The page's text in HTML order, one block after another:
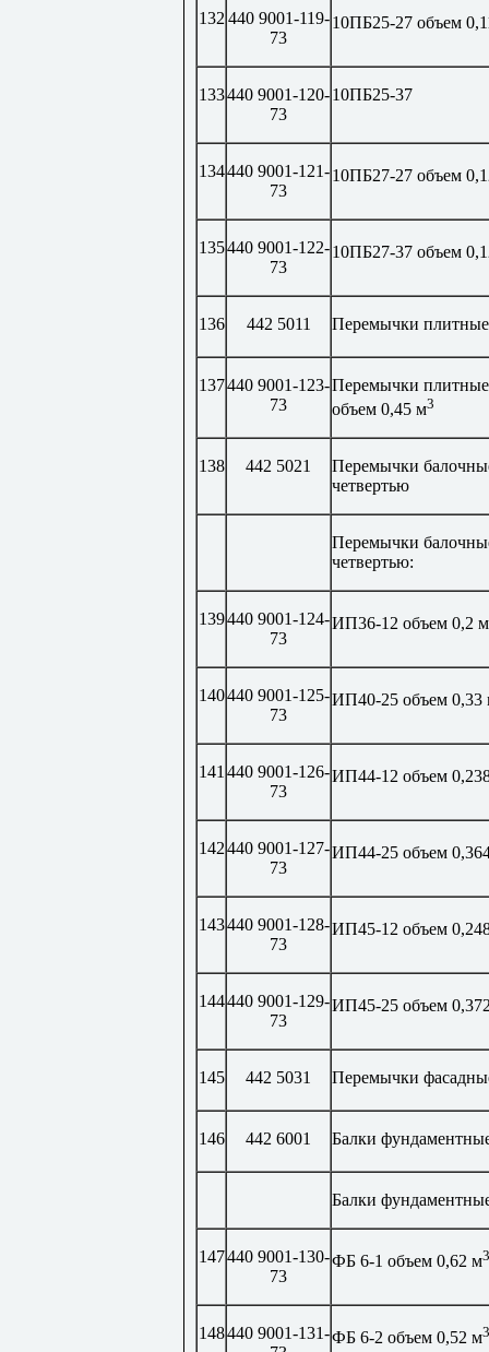
132 440 9001-119-
73
10ПБ25-27 объем
133440 9001-120-
73
10ПБ25-37
134440 9001-121-
73
10ПБ27-27 объем
135440 9001-122-
73
10ПБ27-37 объем
136 442 5011 Перемычки плитные
137440 9001-123-
73
Перемычки
объем 0,45 м3
138 442 5021
Перемычки
четвертью
Перемычки
четвертью:
139440 9001-124-
73
ИП36-12 объем 0,2 м
140440 9001-125-
73
ИП40-25 объем 0,33
141 440 9001-126-
73
ИП44-12 объем
142440 9001-127-
73
ИП44-25 объем
143440 9001-128-
73
ИП45-12 объем
144440 9001-129-
73
ИП45-25 объем
145 442 5031 Перемычки
146 442 6001 Балки
Балки
147440 9001-130-
73
ФБ 6-1 объем 0,62 м3
148440 9001-131-ФБ 6-2 объем 0,52 м3